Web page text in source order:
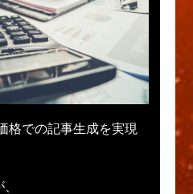
格での記事生成を実現